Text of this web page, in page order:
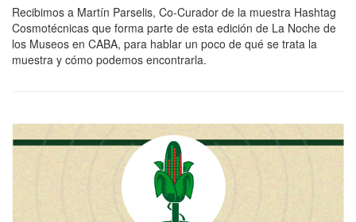
Recibimos a Martín Parselis, Co-Curador de la muestra Hashtag
Cosmotécnicas que forma parte de esta edición de La Noche de
los Museos en CABA, para hablar un poco de qué se trata la
muestra y cómo podemos encontrarla.